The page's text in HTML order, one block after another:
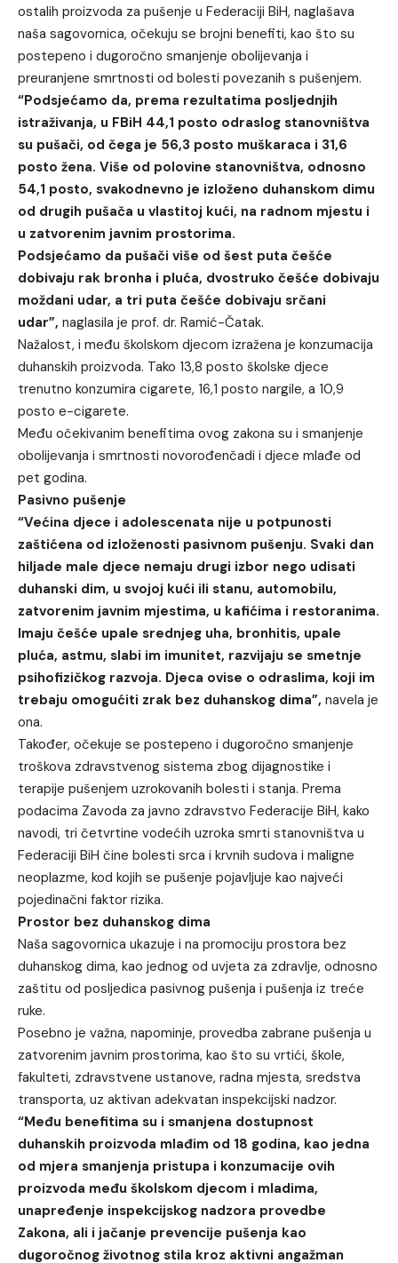
ostalih proizvoda za pušenje u Federaciji BiH, naglašava
naša sagovornica, očekuju se brojni benefiti, kao što su
postepeno i dugoročno smanjenje obolijevanja i
preuranjene smrtnosti od bolesti povezanih s pušenjem.
“Podsjećamo da, prema rezultatima posljednjih
istraživanja, u FBiH 44,1 posto odraslog stanovništva
su pušači, od čega je 56,3 posto muškaraca i 31,6
posto žena. Više od polovine stanovništva, odnosno
54,1 posto, svakodnevno je izloženo duhanskom dimu
od drugih pušača u vlastitoj kući, na radnom mjestu i
u zatvorenim javnim prostorima.
Podsjećamo da pušači više od šest puta češće
dobivaju rak bronha i pluća, dvostruko češće dobivaju
moždani udar, a tri puta češće dobivaju srčani
udar”, naglasila je prof. dr. Ramić-Čatak.
Nažalost, i među školskom djecom izražena je konzumacija
duhanskih proizvoda. Tako 13,8 posto školske djece
trenutno konzumira cigarete, 16,1 posto nargile, a 10,9
posto e-cigarete.
Među očekivanim benefitima ovog zakona su i smanjenje
obolijevanja i smrtnosti novorođenčadi i djece mlađe od
pet godina.
Pasivno pušenje
“Većina djece i adolescenata nije u potpunosti
zaštićena od izloženosti pasivnom pušenju. Svaki dan
hiljade male djece nemaju drugi izbor nego udisati
duhanski dim, u svojoj kući ili stanu, automobilu,
zatvorenim javnim mjestima, u kafićima i restoranima.
Imaju češće upale srednjeg uha, bronhitis, upale
pluća, astmu, slabi im imunitet, razvijaju se smetnje
psihofizičkog razvoja. Djeca ovise o odraslima, koji im
trebaju omogućiti zrak bez duhanskog dima”, navela je
ona.
Također, očekuje se postepeno i dugoročno smanjenje
troškova zdravstvenog sistema zbog dijagnostike i
terapije pušenjem uzrokovanih bolesti i stanja. Prema
podacima Zavoda za javno zdravstvo Federacije BiH, kako
navodi, tri četvrtine vodećih uzroka smrti stanovništva u
Federaciji BiH čine bolesti srca i krvnih sudova i maligne
neoplazme, kod kojih se pušenje pojavljuje kao najveći
pojedinačni faktor rizika.
Prostor bez duhanskog dima
Naša sagovornica ukazuje i na promociju prostora bez
duhanskog dima, kao jednog od uvjeta za zdravlje, odnosno
zaštitu od posljedica pasivnog pušenja i pušenja iz treće
ruke.
Posebno je važna, napominje, provedba zabrane pušenja u
zatvorenim javnim prostorima, kao što su vrtići, škole,
fakulteti, zdravstvene ustanove, radna mjesta, sredstva
transporta, uz aktivan adekvatan inspekcijski nadzor.
“Među benefitima su i smanjena dostupnost
duhanskih proizvoda mlađim od 18 godina, kao jedna
od mjera smanjenja pristupa i konzumacije ovih
proizvoda među školskom djecom i mladima,
unapređenje inspekcijskog nadzora provedbe
Zakona, ali i jačanje prevencije pušenja kao
dugoročnog životnog stila kroz aktivni angažman